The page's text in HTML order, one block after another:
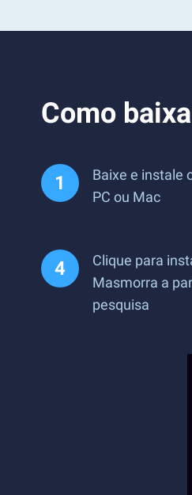
Como
Baixe e instale
PC ou Mac
Clique para
Masmorra a
pesquisa